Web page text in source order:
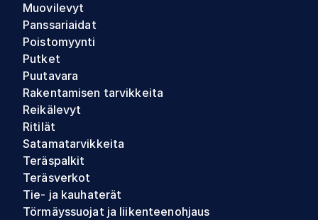
Muovilevyt
Panssariaidat
Poistomyynti
Putket
Puutavara
Rakentamisen tarvikkeita
Reikälevyt
Ritilät
Satamatarvikkeita
Teräspalkit
Teräsverkot
Tie- ja kauhaterät
Törmäyssuojat ja liikenteenohjaus